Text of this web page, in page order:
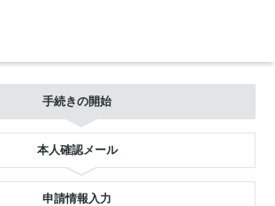
手続きの開始
本人確認メール
申請情報入力